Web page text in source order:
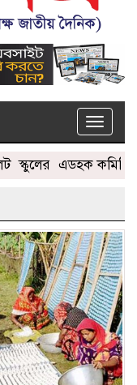
Toggle
এডহক কমিটির